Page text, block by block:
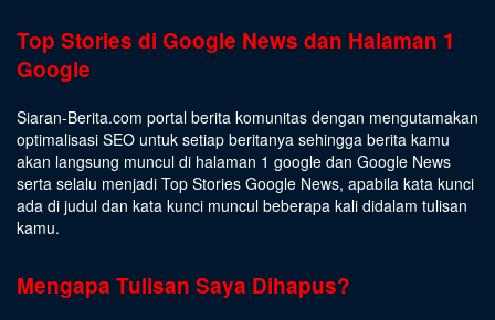
Top Stories di Google News dan Halaman 1
Google
Siaran-Berita.com portal berita komunitas dengan mengutamakan
optimalisasi SEO untuk setiap beritanya sehingga berita kamu
akan langsung muncul di halaman 1 google dan Google News
serta selalu menjadi Top Stories Google News, apabila kata kunci
ada di judul dan kata kunci muncul beberapa kali didalam tulisan
kamu.
Mengapa Tulisan Saya Dihapus?